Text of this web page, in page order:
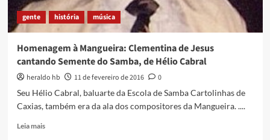
gente história música
Homenagem à Mangueira: Clementina de Jesus
cantando Semente do Samba, de Hélio Cabral
heraldo hb 11 de fevereiro de 2016
0
Seu Hélio Cabral, baluarte da Escola de Samba Cartolinhas de
Caxias, também era da ala dos compositores da Mangueira. ....
Leia maisRead